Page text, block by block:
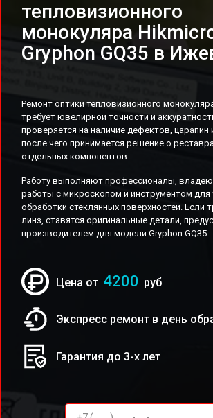
тепловизионного
монокуляра
Gryphon GQ35 в
Ремонт оптики тепловизионного
требует ювелирной точности и
проверяется на наличие дефектов, царапин
после чего принимается решение о
отдельных компонентов.
Работу выполняют профессионалы,
работы с микроскопом и инструментом для
обработки стеклянных поверхностей. Если
линз, ставятся оригинальные детали,
производителем для модели Gryphon GQ35.
Цена от 4200 руб
Экспресс ремонт в день
Гарантия до 3-х лет